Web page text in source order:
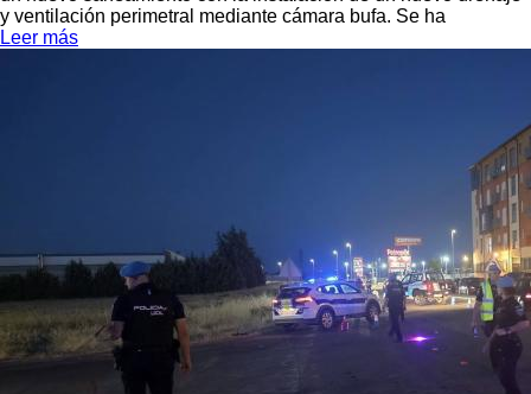
y ventilación perimetral mediante cámara bufa. Se ha
Leer más